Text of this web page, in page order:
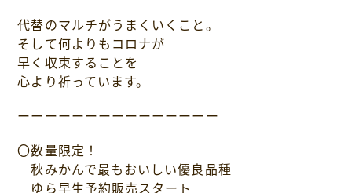
代替のマルチがうまくいくこと。
そして何よりもコロナが
早く収束することを
心より祈っています。
ーーーーーーーーーーーーーーー
〇数量限定！
秋みかんで最もおいしい優良品種
ゆら早生予約販売スタート